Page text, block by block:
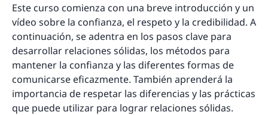
Este curso comienza con una breve introducción y un
vídeo sobre la confianza, el respeto y la credibilidad. A
continuación, se adentra en los pasos clave para
desarrollar relaciones sólidas, los métodos para
mantener la confianza y las diferentes formas de
comunicarse eficazmente. También aprenderá la
importancia de respetar las diferencias y las prácticas
que puede utilizar para lograr relaciones sólidas.